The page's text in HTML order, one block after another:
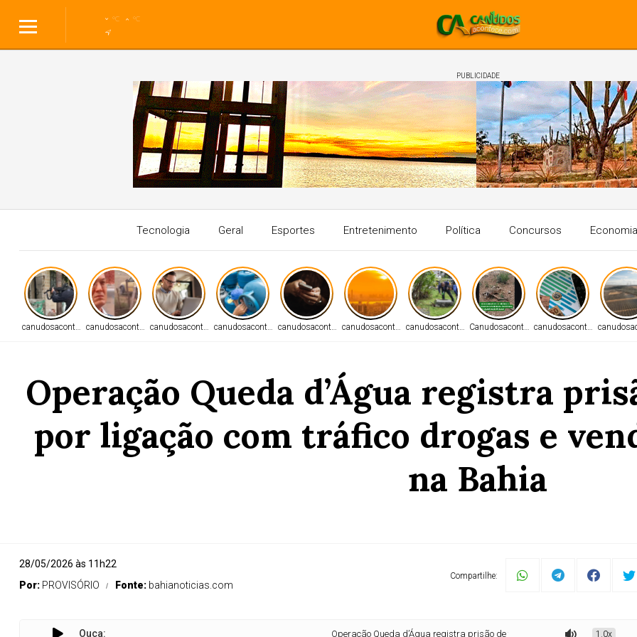
°C °C
PUBLICIDADE
Tecnologia Geral Esportes Entretenimento Política Concursos Economia
canudosacontece.comcanudosacontece.comcanudosacontece.comcanudosacontece.comcanudosacontece.comcanudosacontece.comcanudosacontece.comCanudosacontece.comcanudosacontece.com
Operação Queda d’Água registra
por ligação com tráfico drogas e
na Bahia
28/05/2026 às 11h22
Por: PROVISÓRIO Fonte: bahianoticias.com
Compartilhe:
Ouça: Operação Queda d’Água registra prisão de três homens por ligação com tráfico
1.0x